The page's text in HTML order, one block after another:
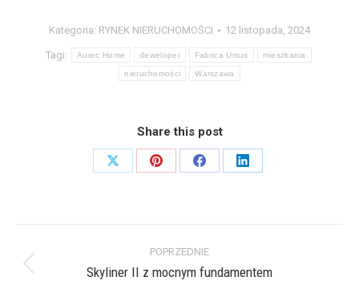
Kategoria: RYNEK NIERUCHOMOŚCI 12 listopada, 2024
Tagi: Aurec Home deweloper Fabrica Ursus mieszkania
nieruchomości Warszawa
Share this post
Share
Share
Share
Share
wpisów
POPRZEDNIE
Poprzedni
Skyliner II z mocnym fundamentem